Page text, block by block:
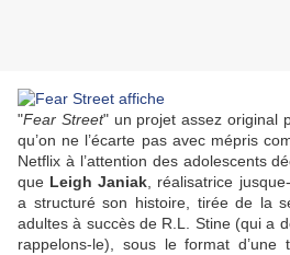
"Fear Street" un projet assez original
qu’on ne l’écarte pas avec mépris
Netflix à l’attention des adolescents
que Leigh Janiak , réalisatrice
a structuré son histoire, tirée de la
adultes à succès de R.L. Stine(qui a
rappelons-le), sous le format